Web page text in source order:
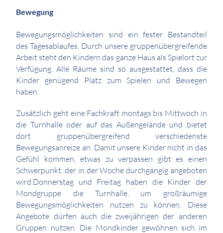
Bewegung
Bewegungsmöglichkeiten sind ein fester Bestandteil
des Tagesablaufes. Durch unsere gruppenübergreifende
Arbeit steht den Kindern das ganze Haus als Spielort zur
Verfügung. Alle Räume sind so ausgestattet, dass die
Kinder genügend Platz zum Spielen und Bewegen
haben.
Zusätzlich geht eine Fachkraft montags bis Mittwoch in
die Turnhalle oder auf das Außengelände und bietet
dort gruppenübergreifend verschiedenste
Bewegungsanreize an. Damit unsere Kinder nicht in das
Gefühl kommen, etwas zu verpassen gibt es einen
Schwerpunkt, der in der Woche durchgängig angeboten
wird.Donnerstag und Freitag haben die Kinder der
Mondgruppe die Turnhalle, um großräumige
Bewegungsmöglichkeiten nutzen zu können. Diese
Angebote dürfen auch die zweijährigen der anderen
Gruppen nutzen. Die Mondkinder gewöhnen sich im